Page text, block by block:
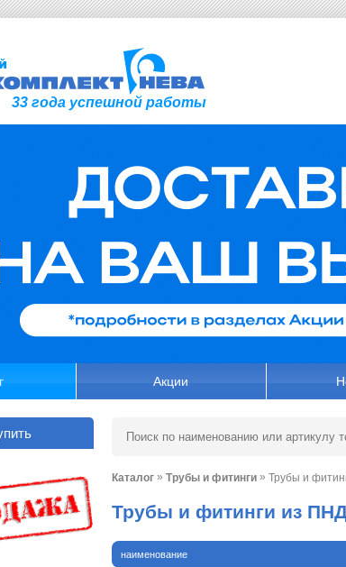
33 года успешной работы
Акции
Каталог » Трубы и фитинги » Трубы и
Трубы и фитинги из
наименование